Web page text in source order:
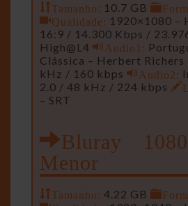
Tamanho: 10.7 GB
Qualidade: 1920×1080 –
16:9 / 14.300 Kbps /
High@L4
Audio1:
Clássica – Herbert Richers
kHz / 160 kbps
Audio2:
2.0 / 48 kHz / 224 kbps
– SRT
Bluray
Menor
Tamanho: 4.22 GB